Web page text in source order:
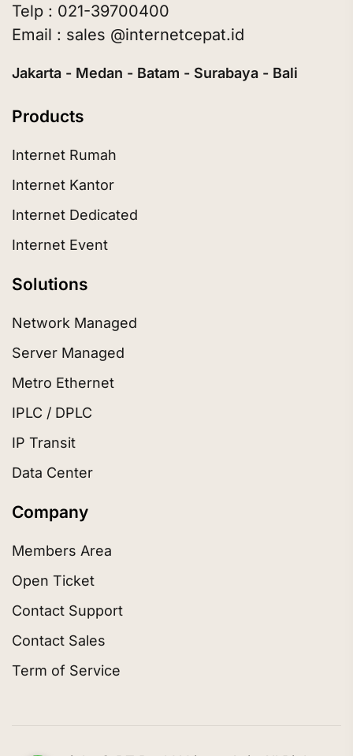
Telp : 021-39700400
Email : sales @internetcepat.id
Jakarta - Medan - Batam - Surabaya - Bali
Products
Internet Rumah
Internet Kantor
Internet Dedicated
Internet Event
Solutions
Network Managed
Server Managed
Metro Ethernet
IPLC / DPLC
IP Transit
Data Center
Company
Members Area
Open Ticket
Contact Support
Contact Sales
Term of Service